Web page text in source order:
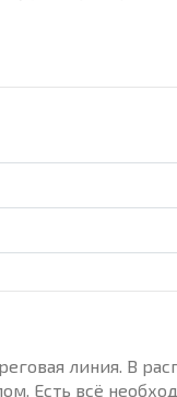
линия. В
Есть всё